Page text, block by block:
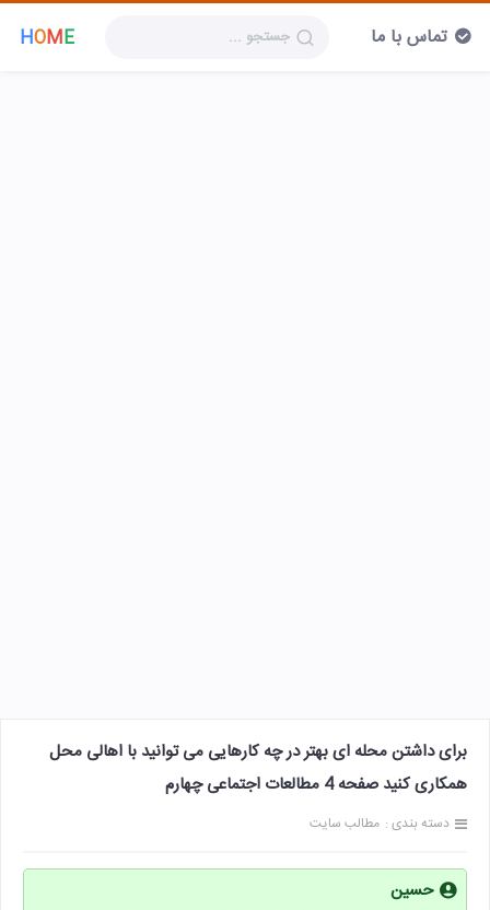
HOME تماس با ما
برای داشتن محله ای بهتر در چه کارهایی می توانید با اهالی محل
همکاری کنید صفحه 4 مطالعات اجتماعی چهارم
دسته بندی : مطالب سایت
حسین